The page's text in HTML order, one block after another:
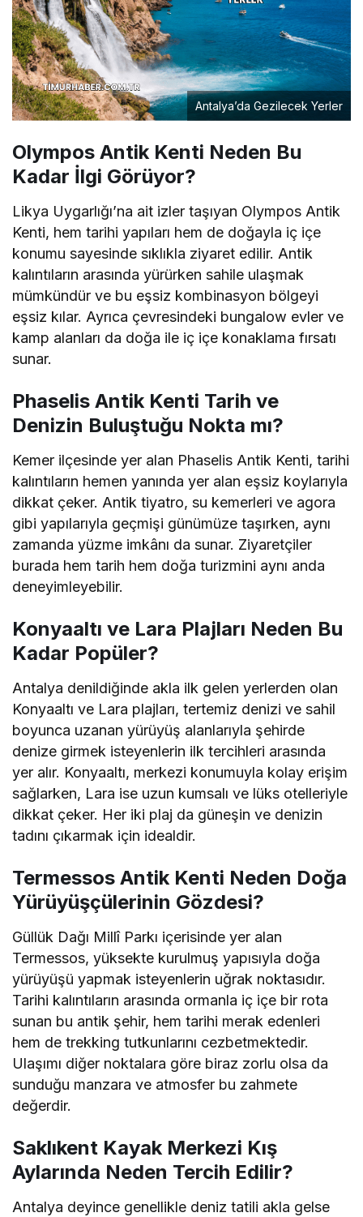
Antalya’da Gezilecek Yerler
Olympos Antik Kenti Neden Bu
Kadar İlgi Görüyor?
Likya Uygarlığı’na ait izler taşıyan Olympos Antik
Kenti, hem tarihi yapıları hem de doğayla iç içe
konumu sayesinde sıklıkla ziyaret edilir. Antik
kalıntıların arasında yürürken sahile ulaşmak
mümkündür ve bu eşsiz kombinasyon bölgeyi
eşsiz kılar. Ayrıca çevresindeki bungalow evler ve
kamp alanları da doğa ile iç içe konaklama fırsatı
sunar.
Phaselis Antik Kenti Tarih ve
Denizin Buluştuğu Nokta mı?
Kemer ilçesinde yer alan Phaselis Antik Kenti, tarihi
kalıntıların hemen yanında yer alan eşsiz koylarıyla
dikkat çeker. Antik tiyatro, su kemerleri ve agora
gibi yapılarıyla geçmişi günümüze taşırken, aynı
zamanda yüzme imkânı da sunar. Ziyaretçiler
burada hem tarih hem doğa turizmini aynı anda
deneyimleyebilir.
Konyaaltı ve Lara Plajları Neden Bu
Kadar Popüler?
Antalya denildiğinde akla ilk gelen yerlerden olan
Konyaaltı ve Lara plajları, tertemiz denizi ve sahil
boyunca uzanan yürüyüş alanlarıyla şehirde
denize girmek isteyenlerin ilk tercihleri arasında
yer alır. Konyaaltı, merkezi konumuyla kolay erişim
sağlarken, Lara ise uzun kumsalı ve lüks otelleriyle
dikkat çeker. Her iki plaj da güneşin ve denizin
tadını çıkarmak için idealdir.
Termessos Antik Kenti Neden Doğa
Yürüyüşçülerinin Gözdesi?
Güllük Dağı Millî Parkı içerisinde yer alan
Termessos, yüksekte kurulmuş yapısıyla doğa
yürüyüşü yapmak isteyenlerin uğrak noktasıdır.
Tarihi kalıntıların arasında ormanla iç içe bir rota
sunan bu antik şehir, hem tarihi merak edenleri
hem de trekking tutkunlarını cezbetmektedir.
Ulaşımı diğer noktalara göre biraz zorlu olsa da
sunduğu manzara ve atmosfer bu zahmete
değerdir.
Saklıkent Kayak Merkezi Kış
Aylarında Neden Tercih Edilir?
Antalya deyince genellikle deniz tatili akla gelse